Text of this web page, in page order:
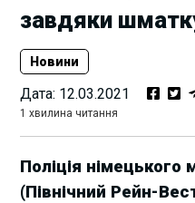
завдяки
Новини
Дата: 12.03.2021
1 хвилина читання
Поліція
(Північний Рейн-